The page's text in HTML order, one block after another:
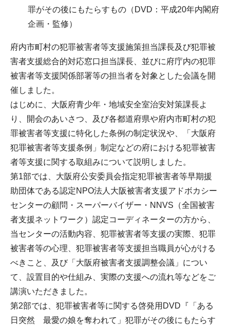
罪がその後にもたらすもの（DVD：平成20年内閣府
企画・監修）
府内市町村の犯罪被害者等支援施策担当課長及び犯罪被
害者支援総合的対応窓口担当課長、並びに府庁内の犯罪
被害者等支援関係部署等の担当者を対象とした会議を開
催しました。
はじめに、大阪府青少年・地域安全室治安対策課長よ
り、開会のあいさつ、及び各都道府県や府内市町村の犯
罪被害者等支援に特化した条例の制定状況や、「大阪府
犯罪被害者等支援条例」制定などの府における犯罪被害
者等支援に関する取組みについて説明しました。
第1部では、大阪府公安委員会指定犯罪被害者等早期援
助団体である認定NPO法人大阪被害者支援アドボカシー
センターの顧問・スーパーバイザー・NNVS（全国被害
者支援ネットワーク）認定コーディネーターの方から、
当センターの活動内容、犯罪被害者等支援の実際、犯罪
被害者等の心理、犯罪被害者等支援担当職員が心がける
べきこと、及び「大阪府被害者支援調整会議」につい
て、設置目的や仕組み、実際の支援への流れ等などをご
講演いただきました。
第2部では、犯罪被害者等に関する啓発用DVD『「ある
日突然 最愛の娘を奪われて」犯罪がその後にもたらす